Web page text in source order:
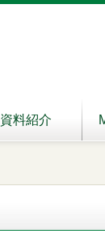
資料紹介